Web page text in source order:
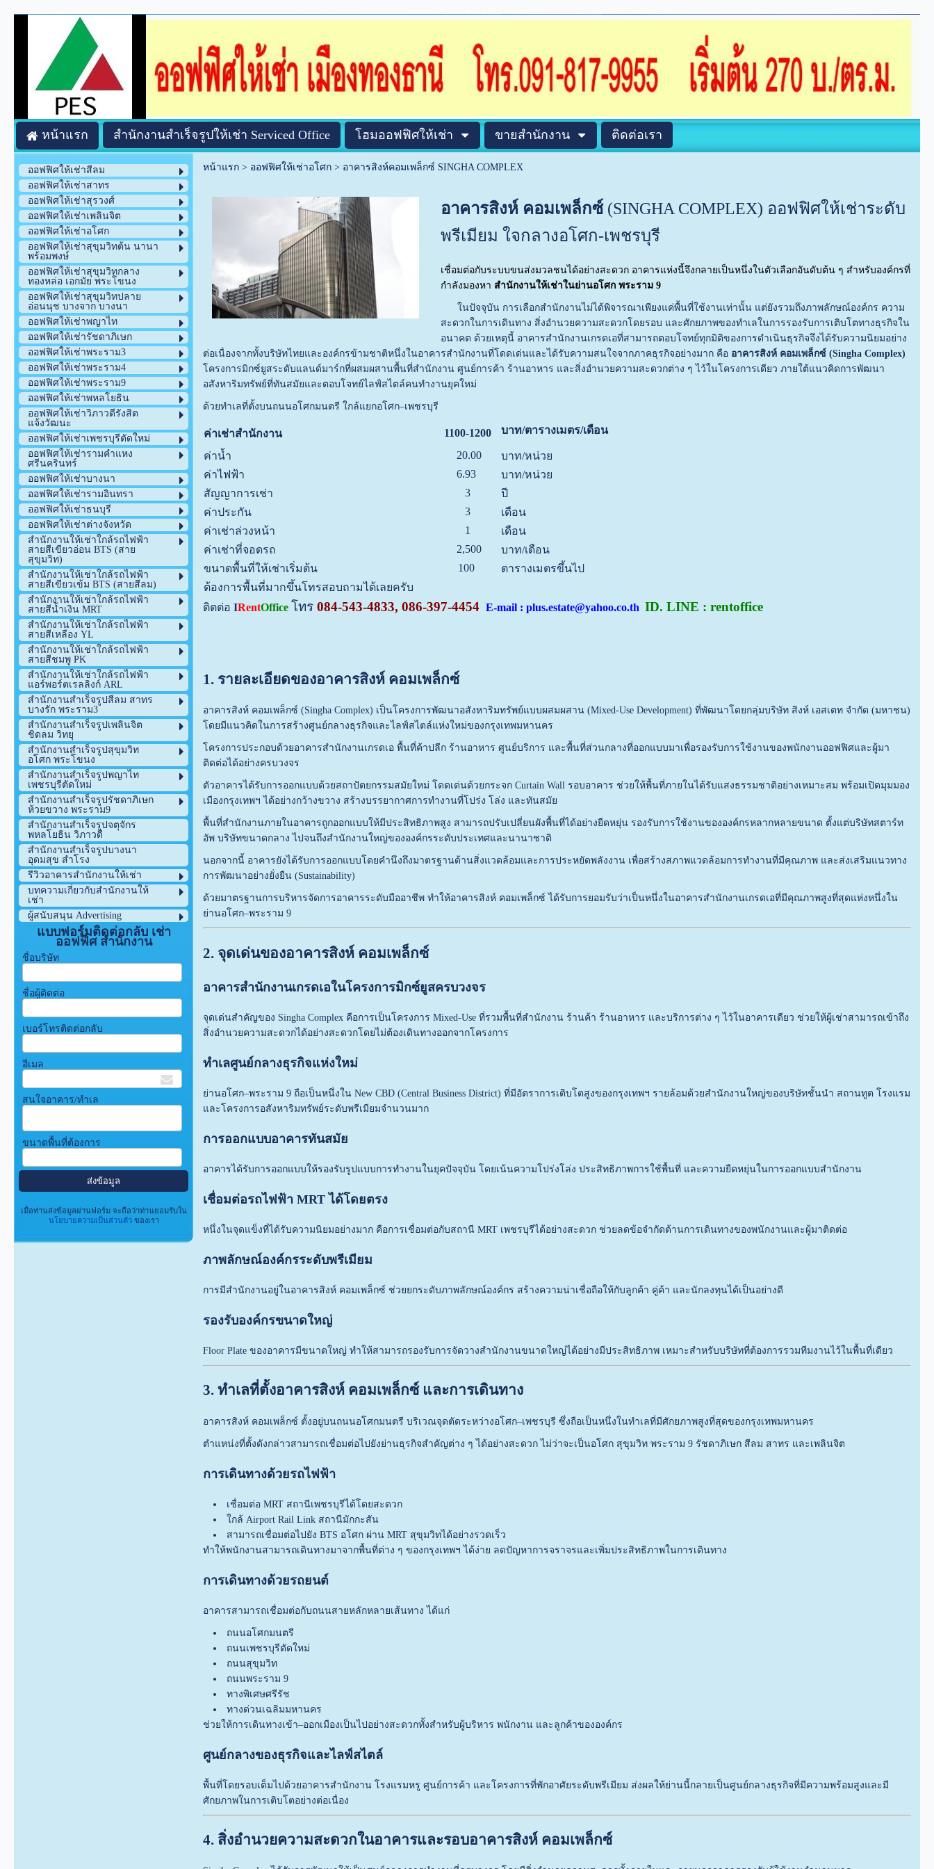
หน้าแรก สำนักงานสำเร็จรูปให้เช่า Serviced Office โฮมออฟฟิศให้เช่า ขายสำนักงาน ติดต่อเรา
ออฟฟิศให้เช่าสีลม
ออฟฟิศให้เช่าสาทร
ออฟฟิศให้เช่าสุรวงศ์
ออฟฟิศให้เช่าเพลินจิต
ออฟฟิศให้เช่าอโศก
ออฟฟิศให้เช่าสุขุมวิทต้น นานา
พร้อมพงษ์
ออฟฟิศให้เช่าสุขุมวิทกลาง
ทองหล่อ เอกมัย พระโขนง
ออฟฟิศให้เช่าสุขุมวิทปลาย
อ่อนนุช บางจาก บางนา
ออฟฟิศให้เช่าพญาไท
ออฟฟิศให้เช่ารัชดาภิเษก
ออฟฟิศให้เช่าพระราม3
ออฟฟิศให้เช่าพระราม4
ออฟฟิศให้เช่าพระราม9
ออฟฟิศให้เช่าพหลโยธิน
ออฟฟิศให้เช่าวิภาวดีรังสิต
แจ้งวัฒนะ
ออฟฟิศให้เช่าเพชรบุรีตัดใหม่
ออฟฟิศให้เช่ารามคำแหง
ศรีนครินทร์
ออฟฟิศให้เช่าบางนา
ออฟฟิศให้เช่ารามอินทรา
ออฟฟิศให้เช่าธนบุรี
ออฟฟิศให้เช่าต่างจังหวัด
สำนักงานให้เช่าใกล้รถไฟฟ้า
สายสีเขียวอ่อน BTS (สาย
สุขุมวิท)
สำนักงานให้เช่าใกล้รถไฟฟ้า
สายสีเขียวเข้ม BTS (สายสีลม)
สำนักงานให้เช่าใกล้รถไฟฟ้า
สายสีน้ำเงิน MRT
สำนักงานให้เช่าใกล้รถไฟฟ้า
สายสีเหลือง YL
สำนักงานให้เช่าใกล้รถไฟฟ้า
สายสีชมพู PK
สำนักงานให้เช่าใกล้รถไฟฟ้า
แอร์พอร์ตเรลลิงก์ ARL
สำนักงานสำเร็จรูปสีลม สาทร
บางรัก พระราม3
สำนักงานสำเร็จรูปเพลินจิต
ชิดลม วิทยุ
สำนักงานสำเร็จรูปสุขุมวิท
อโศก พระโขนง
สำนักงานสำเร็จรูปพญาไท
เพชรบุรีตัดใหม่
สำนักงานสำเร็จรูปรัชดาภิเษก
ห้วยขวาง พระราม9
สำนักงานสำเร็จรูปจตุจักร
พหลโยธิน วิภาวดี
สำนักงานสำเร็จรูปบางนา
อุดมสุข สำโรง
รีวิวอาคารสำนักงานให้เช่า
บทความเกี่ยวกับสำนักงานให้
เช่า
ผู้สนับสนุน Advertising
แบบฟอร์มติดต่อกลับ เช่า
ออฟฟิศ สำนักงาน
ชื่อบริษัท
ชื่อผู้ติดต่อ
เบอร์โทรติดต่อกลับ
อีเมล
สนใจอาคาร/ทำเล
ขนาดพื้นที่ต้องการ
เมื่อท่านส่งข้อมูลผ่านฟอร์ม จะถือว่าท่านยอมรับใน
นโยบายความเป็นส่วนตัว ของเรา
หน้าแรก> ออฟฟิศให้เช่าอโศก> อาคารสิงห์คอมเพล็กซ์ SINGHA COMPLEX
อาคารสิงห์ คอมเพล็กซ์ (SINGHA COMPLEX) ออฟฟิศให้เช่าระดับ
พรีเมียม ใจกลางอโศก-เพชรบุรี
เชื่อมต่อกับระบบขนส่งมวลชนได้อย่างสะดวก อาคารแห่งนี้จึงกลายเป็นหนึ่งในตัวเลือกอันดับต้น ๆ สำหรับองค์กรที่
กำลังมองหา สำนักงานให้เช่าในย่านอโศก พระราม 9
ในปัจจุบัน การเลือกสำนักงานไม่ได้พิจารณาเพียงแค่พื้นที่ใช้งานเท่านั้น แต่ยังรวมถึงภาพลักษณ์องค์กร ความ
สะดวกในการเดินทาง สิ่งอำนวยความสะดวกโดยรอบ และศักยภาพของทำเลในการรองรับการเติบโตทางธุรกิจใน
อนาคต ด้วยเหตุนี้ อาคารสำนักงานเกรดเอที่สามารถตอบโจทย์ทุกมิติของการดำเนินธุรกิจจึงได้รับความนิยมอย่าง
ต่อเนื่องจากทั้งบริษัทไทยและองค์กรข้ามชาติหนึ่งในอาคารสำนักงานที่โดดเด่นและได้รับความสนใจจากภาคธุรกิจอย่างมาก คือ อาคารสิงห์ คอมเพล็กซ์ (Singha Complex)
โครงการมิกซ์ยูสระดับแลนด์มาร์กที่ผสมผสานพื้นที่สำนักงาน ศูนย์การค้า ร้านอาหาร และสิ่งอำนวยความสะดวกต่าง ๆ ไว้ในโครงการเดียว ภายใต้แนวคิดการพัฒนา
อสังหาริมทรัพย์ที่ทันสมัยและตอบโจทย์ไลฟ์สไตล์คนทำงานยุคใหม่
ด้วยทำเลที่ตั้งบนถนนอโศกมนตรี ใกล้แยกอโศก–เพชรบุรี
ค่าเช่าสำนักงาน 1100-1200 บาท/ตารางเมตร/เดือน
ค่าน้ำ 20.00
บาท/หน่วย
ค่าไฟฟ้า
6.93
บาท/หน่วย
สัญญาการเช่า
3
ปี
ค่าประกัน
3
เดือน
ค่าเช่าล่วงหน้า
1
เดือน
ค่าเช่าที่จอดรถ
2,500
บาท/เดือน
ขนาดพื้นที่ให้เช่าเริ่มต้น
100
ตารางเมตรขึ้นไป
ต้องการพื้นที่มากขึ้นโทรสอบถามได้เลยครับ
ติตต่อ IRentOffice โทร 084-543-4833, 086-397-4454 E-mail : plus.estate@yahoo.co.th ID. LINE : rentoffice
1. รายละเอียดของอาคารสิงห์ คอมเพล็กซ์
อาคารสิงห์ คอมเพล็กซ์ (Singha Complex) เป็นโครงการพัฒนาอสังหาริมทรัพย์แบบผสมผสาน (Mixed-Use Development) ที่พัฒนาโดยกลุ่มบริษัท สิงห์ เอสเตท จำกัด (มหาชน)
โดยมีแนวคิดในการสร้างศูนย์กลางธุรกิจและไลฟ์สไตล์แห่งใหม่ของกรุงเทพมหานคร
โครงการประกอบด้วยอาคารสำนักงานเกรดเอ พื้นที่ค้าปลีก ร้านอาหาร ศูนย์บริการ และพื้นที่ส่วนกลางที่ออกแบบมาเพื่อรองรับการใช้งานของพนักงานออฟฟิศและผู้มา
ติดต่อได้อย่างครบวงจร
ตัวอาคารได้รับการออกแบบด้วยสถาปัตยกรรมสมัยใหม่ โดดเด่นด้วยกระจก Curtain Wall รอบอาคาร ช่วยให้พื้นที่ภายในได้รับแสงธรรมชาติอย่างเหมาะสม พร้อมเปิดมุมมอง
เมืองกรุงเทพฯ ได้อย่างกว้างขวาง สร้างบรรยากาศการทำงานที่โปร่ง โล่ง และทันสมัย
พื้นที่สำนักงานภายในอาคารถูกออกแบบให้มีประสิทธิภาพสูง สามารถปรับเปลี่ยนผังพื้นที่ได้อย่างยืดหยุ่น รองรับการใช้งานขององค์กรหลากหลายขนาด ตั้งแต่บริษัทสตาร์ท
อัพ บริษัทขนาดกลาง ไปจนถึงสำนักงานใหญ่ขององค์กรระดับประเทศและนานาชาติ
นอกจากนี้ อาคารยังได้รับการออกแบบโดยคำนึงถึงมาตรฐานด้านสิ่งแวดล้อมและการประหยัดพลังงาน เพื่อสร้างสภาพแวดล้อมการทำงานที่มีคุณภาพ และส่งเสริมแนวทาง
การพัฒนาอย่างยั่งยืน (Sustainability)
ด้วยมาตรฐานการบริหารจัดการอาคารระดับมืออาชีพ ทำให้อาคารสิงห์ คอมเพล็กซ์ ได้รับการยอมรับว่าเป็นหนึ่งในอาคารสำนักงานเกรดเอที่มีคุณภาพสูงที่สุดแห่งหนึ่งใน
ย่านอโศก–พระราม 9
2. จุดเด่นของอาคารสิงห์ คอมเพล็กซ์
อาคารสำนักงานเกรดเอในโครงการมิกซ์ยูสครบวงจร
จุดเด่นสำคัญของ Singha Complex คือการเป็นโครงการ Mixed-Use ที่รวมพื้นที่สำนักงาน ร้านค้า ร้านอาหาร และบริการต่าง ๆ ไว้ในอาคารเดียว ช่วยให้ผู้เช่าสามารถเข้าถึง
สิ่งอำนวยความสะดวกได้อย่างสะดวกโดยไม่ต้องเดินทางออกจากโครงการ
ทำเลศูนย์กลางธุรกิจแห่งใหม่
ย่านอโศก–พระราม 9 ถือเป็นหนึ่งใน New CBD (Central Business District) ที่มีอัตราการเติบโตสูงของกรุงเทพฯ รายล้อมด้วยสำนักงานใหญ่ของบริษัทชั้นนำ สถานทูต โรงแรม
และโครงการอสังหาริมทรัพย์ระดับพรีเมียมจำนวนมาก
การออกแบบอาคารทันสมัย
อาคารได้รับการออกแบบให้รองรับรูปแบบการทำงานในยุคปัจจุบัน โดยเน้นความโปร่งโล่ง ประสิทธิภาพการใช้พื้นที่ และความยืดหยุ่นในการออกแบบสำนักงาน
เชื่อมต่อรถไฟฟ้า MRT ได้โดยตรง
หนึ่งในจุดแข็งที่ได้รับความนิยมอย่างมาก คือการเชื่อมต่อกับสถานี MRT เพชรบุรีได้อย่างสะดวก ช่วยลดข้อจำกัดด้านการเดินทางของพนักงานและผู้มาติดต่อ
ภาพลักษณ์องค์กรระดับพรีเมียม
การมีสำนักงานอยู่ในอาคารสิงห์ คอมเพล็กซ์ ช่วยยกระดับภาพลักษณ์องค์กร สร้างความน่าเชื่อถือให้กับลูกค้า คู่ค้า และนักลงทุนได้เป็นอย่างดี
รองรับองค์กรขนาดใหญ่
Floor Plate ของอาคารมีขนาดใหญ่ ทำให้สามารถรองรับการจัดวางสำนักงานขนาดใหญ่ได้อย่างมีประสิทธิภาพ เหมาะสำหรับบริษัทที่ต้องการรวมทีมงานไว้ในพื้นที่เดียว
3. ทำเลที่ตั้งอาคารสิงห์ คอมเพล็กซ์ และการเดินทาง
อาคารสิงห์ คอมเพล็กซ์ ตั้งอยู่บนถนนอโศกมนตรี บริเวณจุดตัดระหว่างอโศก–เพชรบุรี ซึ่งถือเป็นหนึ่งในทำเลที่มีศักยภาพสูงที่สุดของกรุงเทพมหานคร
ตำแหน่งที่ตั้งดังกล่าวสามารถเชื่อมต่อไปยังย่านธุรกิจสำคัญต่าง ๆ ได้อย่างสะดวก ไม่ว่าจะเป็นอโศก สุขุมวิท พระราม 9 รัชดาภิเษก สีลม สาทร และเพลินจิต
การเดินทางด้วยรถไฟฟ้า
เชื่อมต่อ MRT สถานีเพชรบุรีได้โดยสะดวก
ใกล้ Airport Rail Link สถานีมักกะสัน
สามารถเชื่อมต่อไปยัง BTS อโศก ผ่าน MRT สุขุมวิทได้อย่างรวดเร็ว
ทำให้พนักงานสามารถเดินทางมาจากพื้นที่ต่าง ๆ ของกรุงเทพฯ ได้ง่าย ลดปัญหาการจราจรและเพิ่มประสิทธิภาพในการเดินทาง
การเดินทางด้วยรถยนต์
อาคารสามารถเชื่อมต่อกับถนนสายหลักหลายเส้นทาง ได้แก่
ถนนอโศกมนตรี
ถนนเพชรบุรีตัดใหม่
ถนนสุขุมวิท
ถนนพระราม 9
ทางพิเศษศรีรัช
ทางด่วนเฉลิมมหานคร
ช่วยให้การเดินทางเข้า–ออกเมืองเป็นไปอย่างสะดวกทั้งสำหรับผู้บริหาร พนักงาน และลูกค้าขององค์กร
ศูนย์กลางของธุรกิจและไลฟ์สไตล์
พื้นที่โดยรอบเต็มไปด้วยอาคารสำนักงาน โรงแรมหรู ศูนย์การค้า และโครงการที่พักอาศัยระดับพรีเมียม ส่งผลให้ย่านนี้กลายเป็นศูนย์กลางธุรกิจที่มีความพร้อมสูงและมี
ศักยภาพในการเติบโตอย่างต่อเนื่อง
4. สิ่งอำนวยความสะดวกในอาคารและรอบอาคารสิงห์ คอมเพล็กซ์